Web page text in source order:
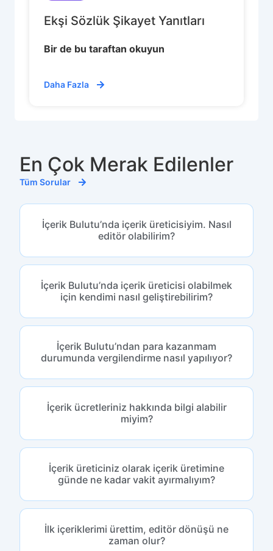
Ekşi Sözlük Şikayet Yanıtları
Bir de bu taraftan okuyun
Daha Fazla
En Çok Merak Edilenler
Tüm Sorular
İçerik Bulutu’nda içerik üreticisiyim. Nasıl
editör olabilirim?
İçerik Bulutu’nda içerik üreticisi olabilmek
için kendimi nasıl geliştirebilirim?
İçerik Bulutu’ndan para kazanmam
durumunda vergilendirme nasıl yapılıyor?
İçerik ücretleriniz hakkında bilgi alabilir
miyim?
İçerik üreticiniz olarak içerik üretimine
günde ne kadar vakit ayırmalıyım?
İlk içeriklerimi ürettim, editör dönüşü ne
zaman olur?